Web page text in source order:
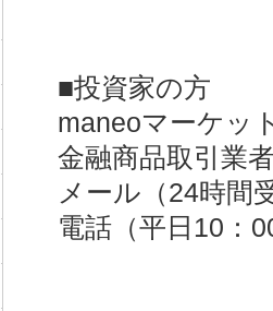
■投資家の方
maneoマーケッ
金融商品取引業
メール（24時間
電話（平日10：